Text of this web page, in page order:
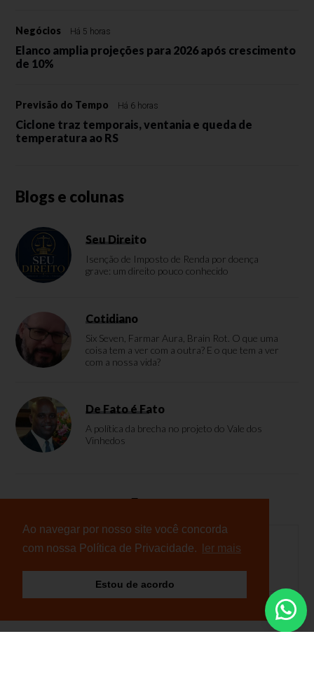
Ao navegar por nosso site você concorda
com nossa Política de Privacidade.
ler mais
Estou de acordo
Negócios Há 5 horas
Elanco amplia projeções para 2026 após crescimento
de 10%
Previsão do Tempo Há 6 horas
Ciclone traz temporais, ventania e queda de
temperatura ao RS
Blogs e colunas
Seu Direito
Isenção de Imposto de Renda por doença
grave: um direito pouco conhecido
Cotidiano
Six Seven, Farmar Aura, Brain Rot. O que uma
coisa tem a ver com a outra? E o que tem a ver
com a nossa vida?
De Fato é Fato
A política da brecha no projeto do Vale dos
Vinhedos
Enquete